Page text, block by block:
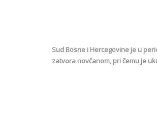
Sud Bosne i Hercegovine je u
zatvora novčanom, pri čemu je